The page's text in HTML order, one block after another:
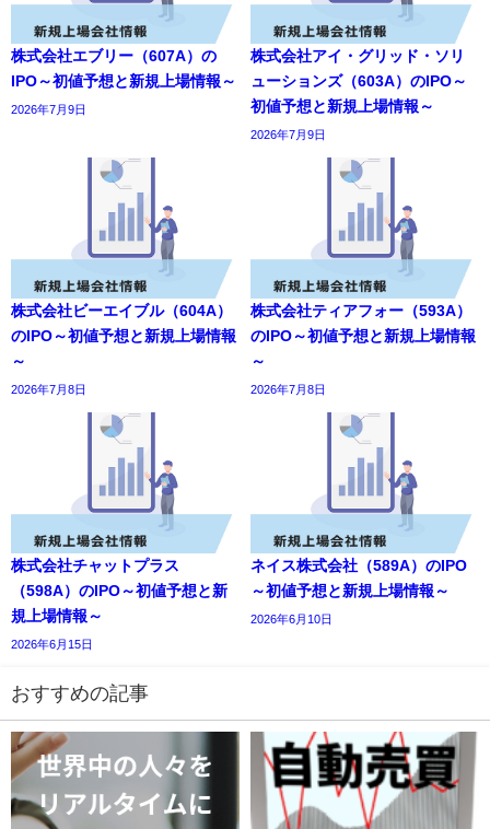
株式会社エブリー（607A）の
IPO～初値予想と新規上場情報～
2026年7月9日
株式会社アイ・グリッド・ソリ
ューションズ（603A）のIPO～
初値予想と新規上場情報～
2026年7月9日
株式会社ビーエイブル（604A）
のIPO～初値予想と新規上場情報
～
2026年7月8日
株式会社ティアフォー（593A）
のIPO～初値予想と新規上場情報
～
2026年7月8日
株式会社チャットプラス
（598A）のIPO～初値予想と新
規上場情報～
2026年6月15日
ネイス株式会社（589A）のIPO
～初値予想と新規上場情報～
2026年6月10日
おすすめの記事